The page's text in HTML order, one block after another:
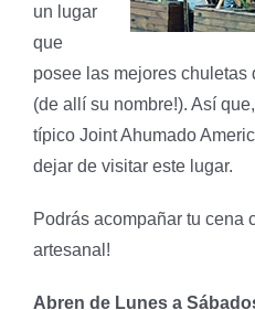
un lugar
que
posee las mejores chuletas
(de allí su nombre!). Así
típico Joint Ahumado
dejar de visitar este lugar.
Podrás acompañar tu cena
artesanal!
Abren de Lunes a